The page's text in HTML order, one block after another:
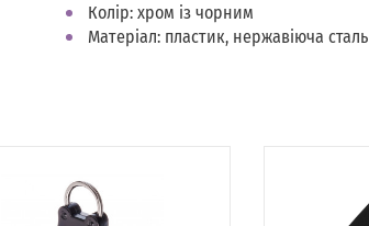
Колір: хром із чорним
Матеріал: пластик, нержавіюча сталь